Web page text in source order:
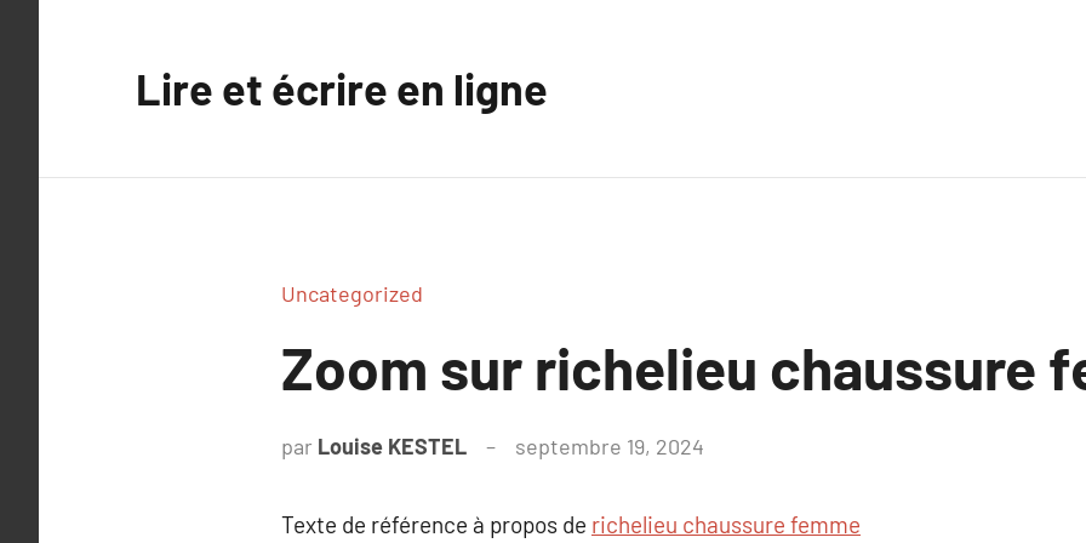
Lire et écrire en ligne
Uncategorized
Zoom sur richelieu chaussure
par Louise KESTEL septembre 19, 2024
Texte de référence à propos de richelieu chaussure femme